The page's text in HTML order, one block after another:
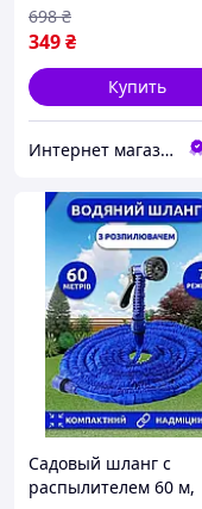
349₴
698 ₴
Купить
Интернет магазин «Tehnos» 🛒 Лучшие цены! 💯 Быстрая отправка! 🚀
Садовый шланг с
распылителем 60 м,